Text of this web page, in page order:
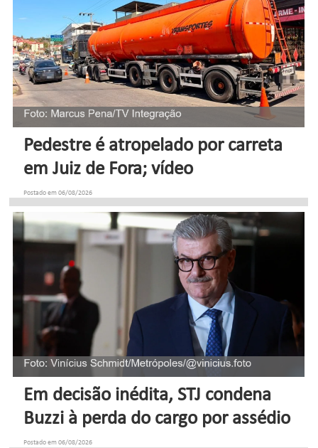
Pedestre é atropelado por carreta
em Juiz de Fora; vídeo
Postado em 06/08/2026
Em decisão inédita, STJ condena
Buzzi à perda do cargo por assédio
Postado em 06/08/2026